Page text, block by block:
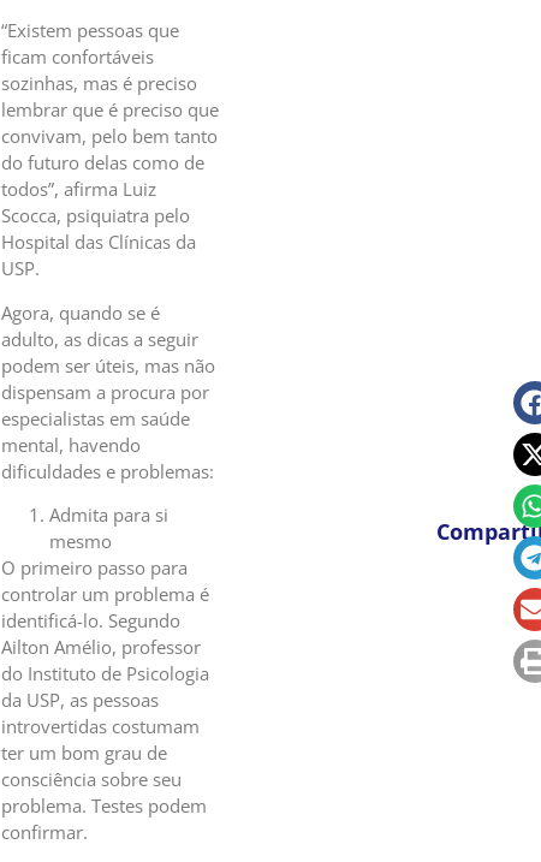
“Existem pessoas que
ficam confortáveis
sozinhas, mas é preciso
lembrar que é preciso que
convivam, pelo bem tanto
do futuro delas como de
todos”, afirma Luiz
Scocca, psiquiatra pelo
Hospital das Clínicas da
USP.
Agora, quando se é
adulto, as dicas a seguir
podem ser úteis, mas não
dispensam a procura por
especialistas em saúde
mental, havendo
dificuldades e problemas:
Admita para si
mesmo
O primeiro passo para
controlar um problema é
identificá-lo. Segundo
Ailton Amélio, professor
do Instituto de Psicologia
da USP, as pessoas
introvertidas costumam
ter um bom grau de
consciência sobre seu
problema. Testes podem
confirmar.